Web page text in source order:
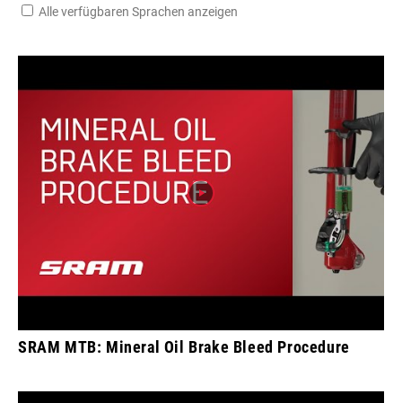
Alle verfügbaren Sprachen anzeigen
SRAM MTB: Mineral Oil Brake Bleed Procedure